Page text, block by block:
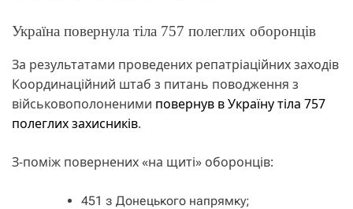
Україна повернула тіла 757 полеглих оборонців
За результатами проведених репатріаційних заходів
Координаційний штаб з питань поводження з
військовополоненими повернув в Україну тіла 757
полеглих захисників.
З-поміж повернених «на щиті» оборонців:
451 з Донецького напрямку;